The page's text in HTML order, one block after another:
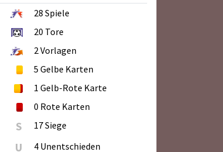
28 Spiele
20 Tore
2Vorlagen
5 Gelbe Karten
1 Gelb-Rote Karte
0 Rote Karten
S 17 Siege
U 4 Unentschieden